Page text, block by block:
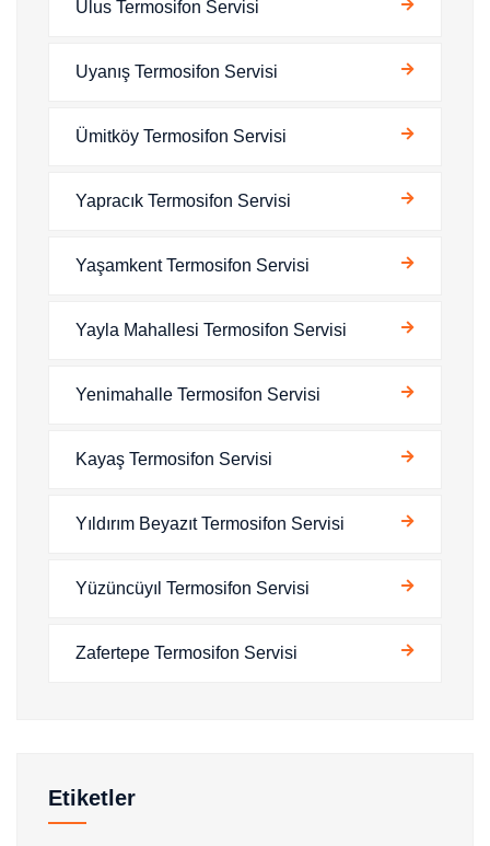
Ulus Termosifon Servisi
Uyanış Termosifon Servisi
Ümitköy Termosifon Servisi
Yapracık Termosifon Servisi
Yaşamkent Termosifon Servisi
Yayla Mahallesi Termosifon Servisi
Yenimahalle Termosifon Servisi
Kayaş Termosifon Servisi
Yıldırım Beyazıt Termosifon Servisi
Yüzüncüyıl Termosifon Servisi
Zafertepe Termosifon Servisi
Etiketler